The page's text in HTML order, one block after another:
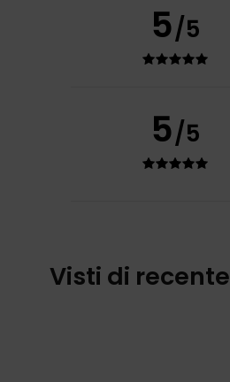
5/5
5/5
Visti di recente